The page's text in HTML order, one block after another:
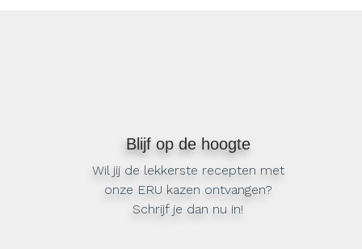
Blijf op de hoogte
Wil jij de lekkerste recepten met
onze ERU kazen ontvangen?
Schrijf je dan nu in!